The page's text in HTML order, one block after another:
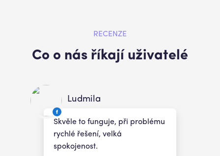
RECENZE
Co o nás říkají uživatelé
Ludmila
Skvěle to funguje, při problému
rychlé řešení, velká
spokojenost.